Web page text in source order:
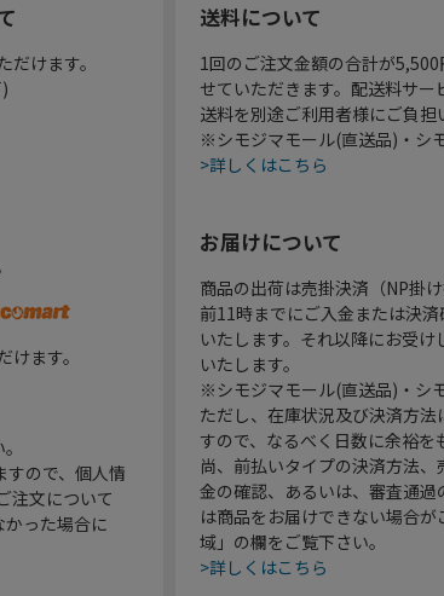
けます。
ます。
すので、個人情
注文について
った場合に
送料について
1回のご注文金額の合計が
せていただきます。配送料サ
送料を別途ご利用者様にご負担
※シモジマモール(直送品)・シ
>詳しくはこちら
お届けについて
商品の出荷は売掛決済（NP掛
前11時までにご入金または決
いたします。それ以降にお受
いたします。
※シモジマモール(直送品)・シ
ただし、在庫状況及び決済方
すので、なるべく日数に余裕を
尚、前払いタイプの決済方法
金の確認、あるいは、審査通
は商品をお届けできない場合
域」の欄をご覧下さい。
>詳しくはこちら